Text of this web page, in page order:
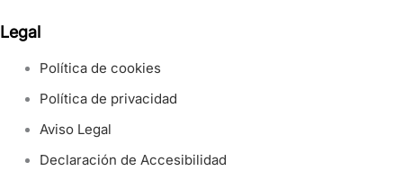
Legal
Política de cookies
Política de privacidad
Aviso Legal
Declaración de Accesibilidad